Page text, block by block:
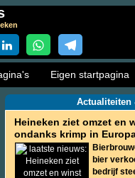
Eigen startpagina
Actualiteiten
Heineken ziet omzet en
ondanks krimp in
bier
bedrijf